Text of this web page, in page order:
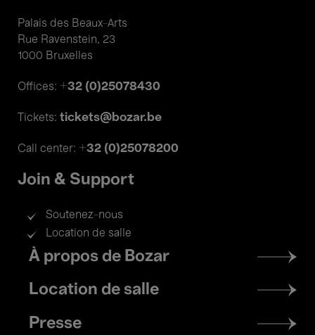
Palais des Beaux-Arts
Rue Ravenstein, 23
1000 Bruxelles
Offices: +32 (0)25078430
Tickets: tickets@bozar.be
Call center: +32 (0)25078200
Join & Support
Soutenez-nous
Location de salle
Footer
menu
À propos de Bozar
Location de salle
Presse